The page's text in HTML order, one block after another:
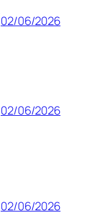
02/06/2026
02/06/2026
02/06/2026